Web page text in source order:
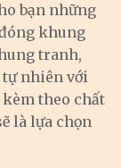
bạn những
khung
tranh,
nhiên với
theo chất
là lựa chọn